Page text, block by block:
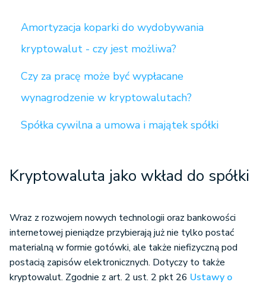
Amortyzacja koparki do wydobywania
kryptowalut - czy jest możliwa?
Czy za pracę może być wypłacane
wynagrodzenie w kryptowalutach?
Spółka cywilna a umowa i majątek spółki
Kryptowaluta jako wkład do spółki
Wraz z rozwojem nowych technologii oraz bankowości
internetowej pieniądze przybierają już nie tylko postać
materialną w formie gotówki, ale także niefizyczną pod
postacią zapisów elektronicznych. Dotyczy to także
kryptowalut. Zgodnie z art. 2 ust. 2 pkt 26 Ustawy o